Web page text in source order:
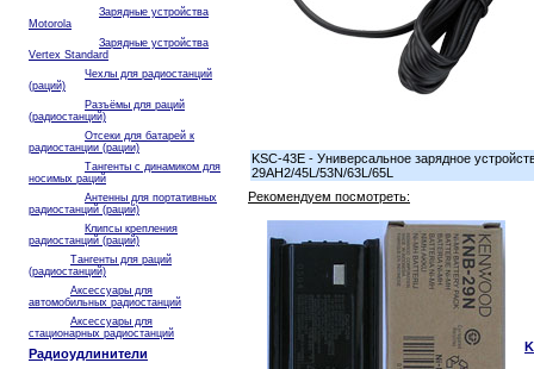
Зарядные устройства
Motorola
Зарядные устройства
Vertex Standard
Чехлы для радиостанций
(раций)
Разъёмы для раций
(радиостанций)
Отсеки для батарей к
радиостанции (рации)
Тангенты с динамиком для
носимых раций
Антенны для портативных
радиостанций (раций)
Клипсы крепления
радиостанций (раций)
Тангенты для раций
(радиостанций)
Аксессуары для
автомобильных радиостанций
Аксессуары для
стационарных радиостанций
Радиоудлинители
KSC-43E - Универсальное зарядное
29AH2/45L/53N/63L/65L
Рекомендуем посмотреть: